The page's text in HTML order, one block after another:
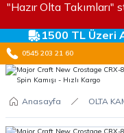
"Hazır Olta Takımları"
1500 TL Üzeri
0545 203 21 60
Anasayfa OLTA